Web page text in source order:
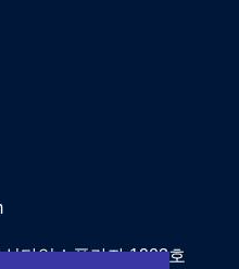
타임스플라자 1903호